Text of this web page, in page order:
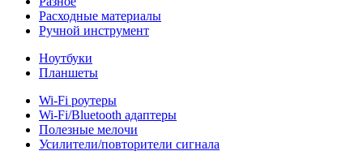
Расходные материалы
Ручной инструмент
Ноутбуки
Планшеты
Wi-Fi роутеры
Wi-Fi/Bluetooth адаптеры
Полезные мелочи
Усилители/повторители сигнала